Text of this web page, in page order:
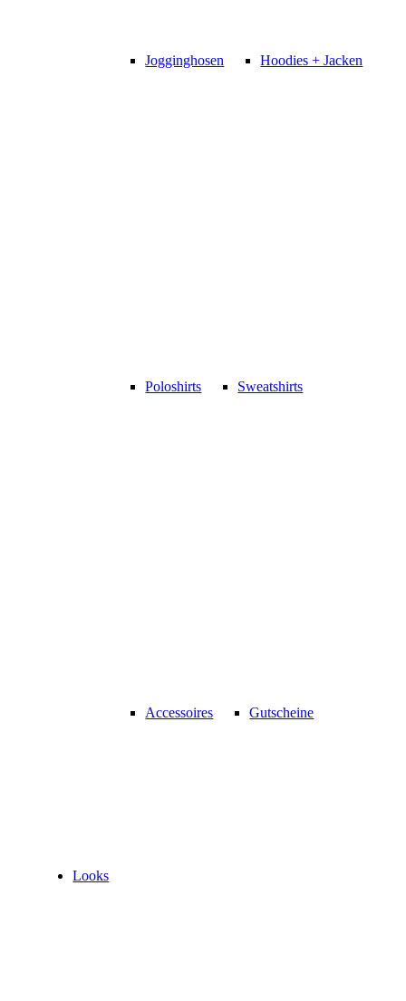
Jogginghosen Hoodies + Jacken
Poloshirts Sweatshirts
Accessoires Gutscheine
Looks